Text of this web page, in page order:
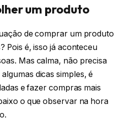
um produto
de comprar um produto
Pois é, isso já aconteceu
Mas calma, não precisa
dicas simples, é
e fazer compras mais
o que observar na hora